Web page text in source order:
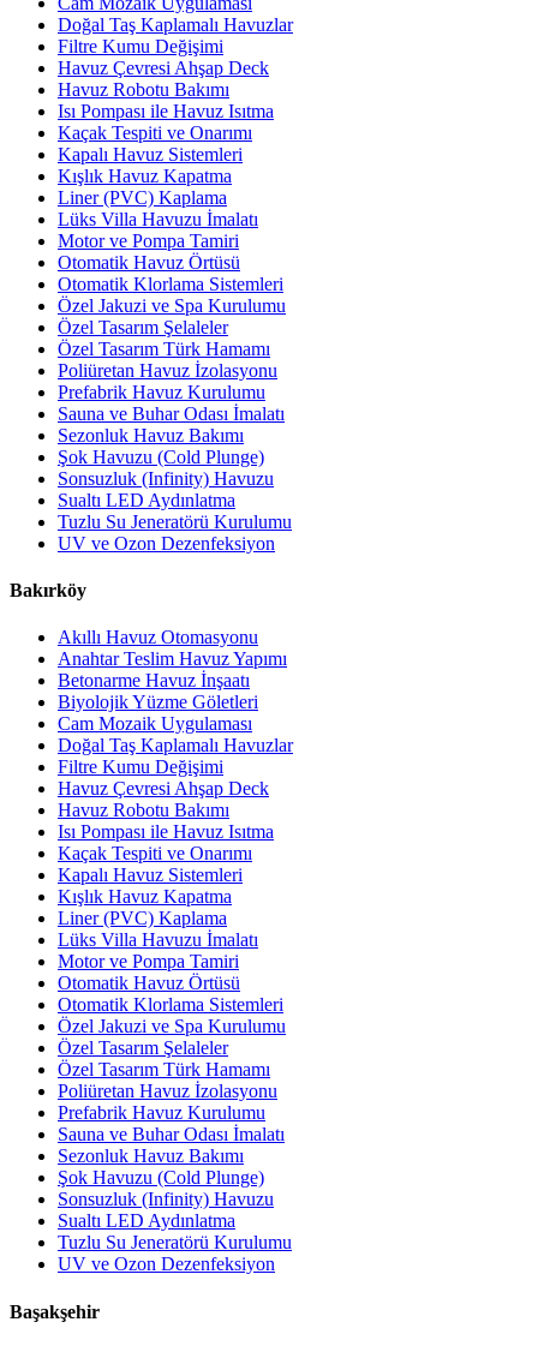
Doğal Taş Kaplamalı Havuzlar
Filtre Kumu Değişimi
Havuz Çevresi Ahşap Deck
Havuz Robotu Bakımı
Isı Pompası ile Havuz Isıtma
Kaçak Tespiti ve Onarımı
Kapalı Havuz Sistemleri
Kışlık Havuz Kapatma
Liner (PVC) Kaplama
Lüks Villa Havuzu İmalatı
Motor ve Pompa Tamiri
Otomatik Havuz Örtüsü
Otomatik Klorlama Sistemleri
Özel Jakuzi ve Spa Kurulumu
Özel Tasarım Şelaleler
Özel Tasarım Türk Hamamı
Poliüretan Havuz İzolasyonu
Prefabrik Havuz Kurulumu
Sauna ve Buhar Odası İmalatı
Sezonluk Havuz Bakımı
Şok Havuzu (Cold Plunge)
Sonsuzluk (Infinity) Havuzu
Sualtı LED Aydınlatma
Tuzlu Su Jeneratörü Kurulumu
UV ve Ozon Dezenfeksiyon
Bakırköy
Akıllı Havuz Otomasyonu
Anahtar Teslim Havuz Yapımı
Betonarme Havuz İnşaatı
Biyolojik Yüzme Göletleri
Cam Mozaik Uygulaması
Doğal Taş Kaplamalı Havuzlar
Filtre Kumu Değişimi
Havuz Çevresi Ahşap Deck
Havuz Robotu Bakımı
Isı Pompası ile Havuz Isıtma
Kaçak Tespiti ve Onarımı
Kapalı Havuz Sistemleri
Kışlık Havuz Kapatma
Liner (PVC) Kaplama
Lüks Villa Havuzu İmalatı
Motor ve Pompa Tamiri
Otomatik Havuz Örtüsü
Otomatik Klorlama Sistemleri
Özel Jakuzi ve Spa Kurulumu
Özel Tasarım Şelaleler
Özel Tasarım Türk Hamamı
Poliüretan Havuz İzolasyonu
Prefabrik Havuz Kurulumu
Sauna ve Buhar Odası İmalatı
Sezonluk Havuz Bakımı
Şok Havuzu (Cold Plunge)
Sonsuzluk (Infinity) Havuzu
Sualtı LED Aydınlatma
Tuzlu Su Jeneratörü Kurulumu
UV ve Ozon Dezenfeksiyon
Başakşehir